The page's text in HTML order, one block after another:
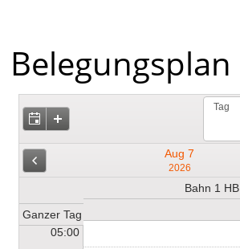
Belegungsplan
Aug 7
2026
Ganzer Tag
Bahn 1 HB
05:00